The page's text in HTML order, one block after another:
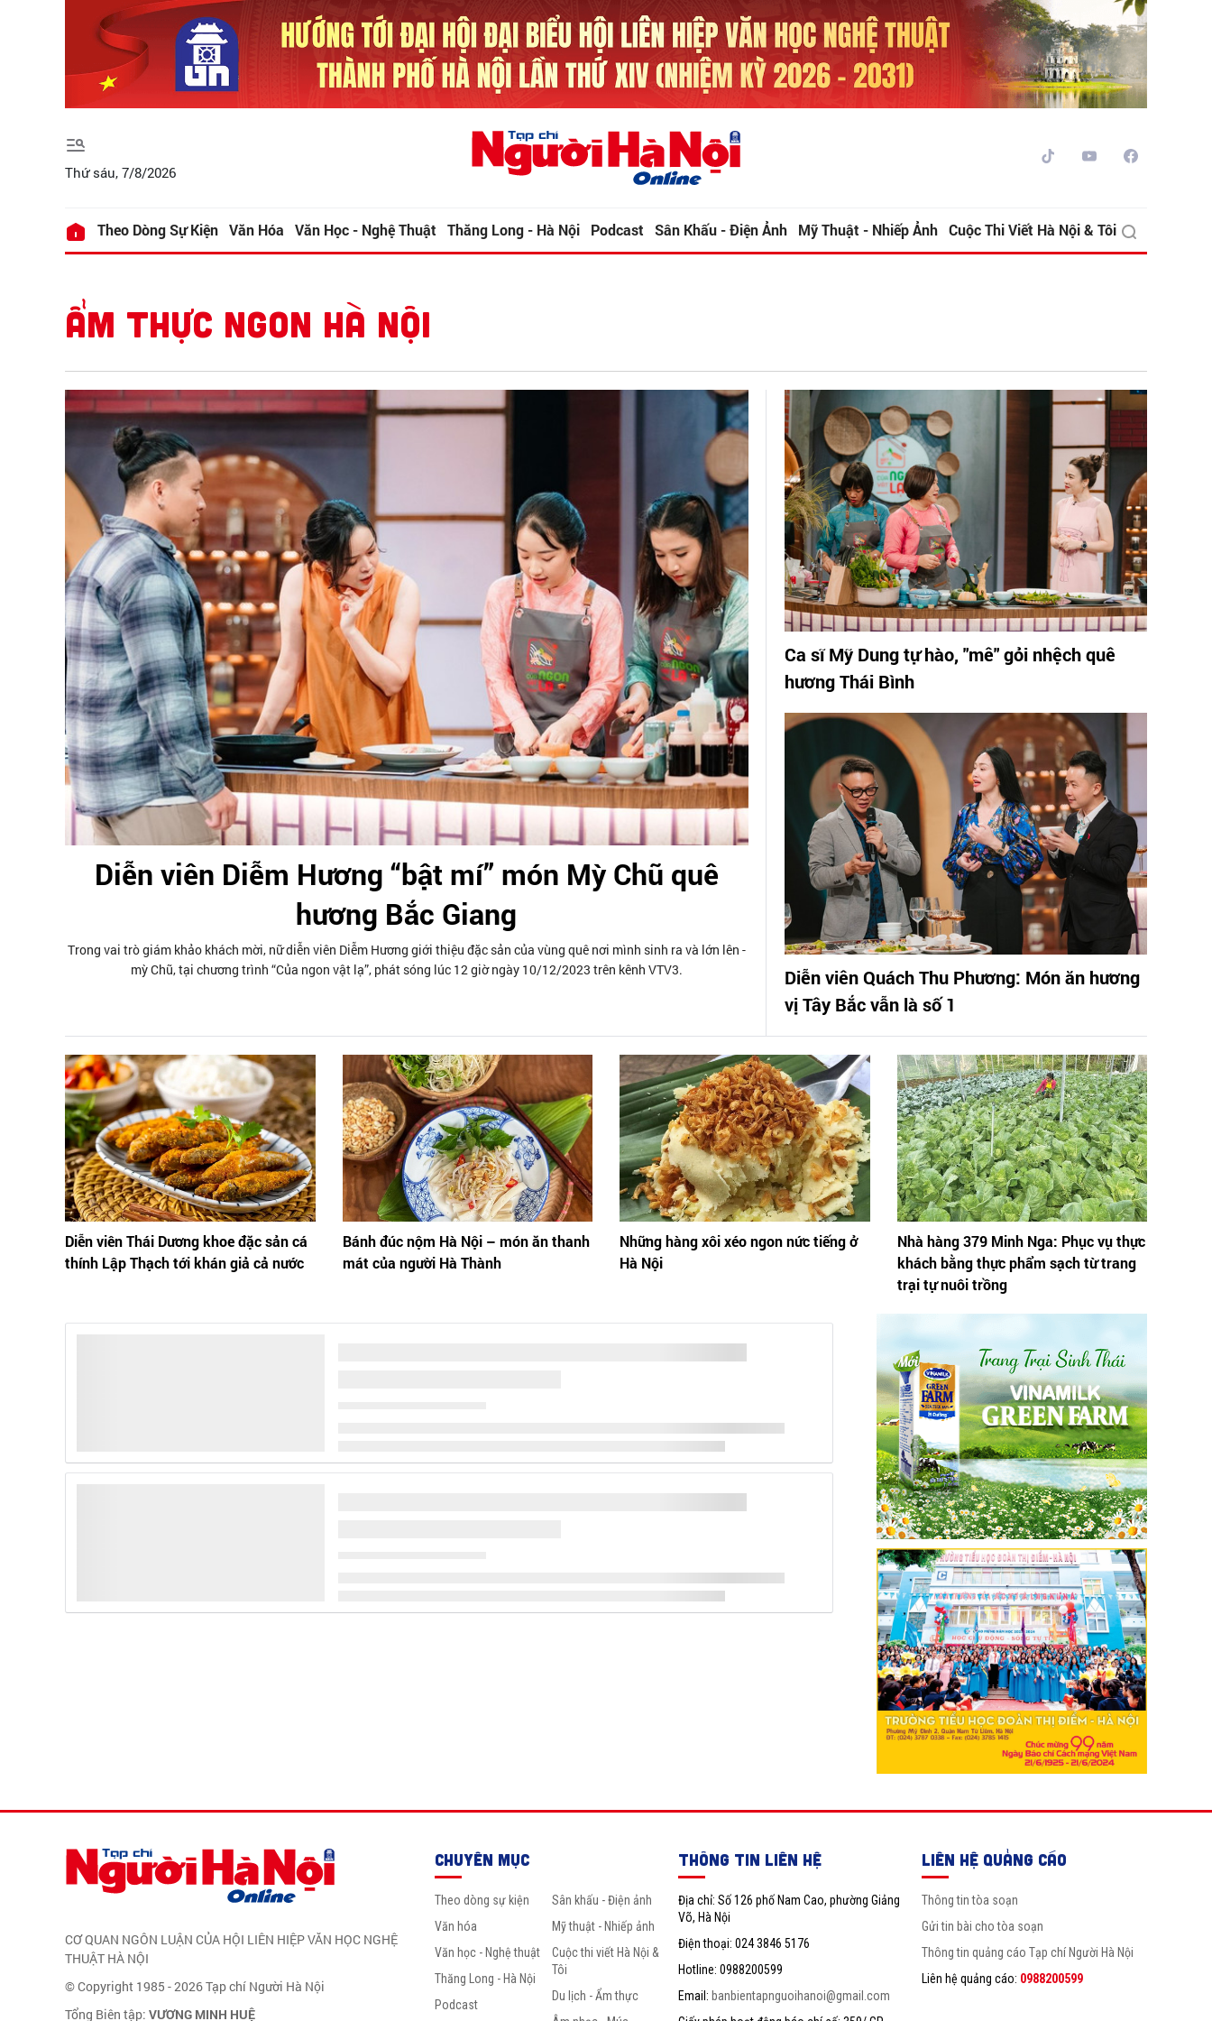
Thứ sáu, 7/8/2026
Theo Dòng Sự Kiện Văn Hóa Văn Học - Nghệ Thuật Thăng Long - Hà Nội Podcast Sân Khấu - Điện Ảnh Mỹ Thuật - Nhiếp Ảnh Cuộc Thi Viết Hà Nội & Tôi
ẨM THỰC NGON HÀ NỘI
Diễn viên Diễm Hương “bật mí” món Mỳ Chũ quê
hương Bắc Giang
Trong vai trò giám khảo khách mời, nữ diễn viên Diễm Hương giới thiệu đặc sản của vùng quê nơi mình sinh ra và lớn lên -
mỳ Chũ, tại chương trình “Của ngon vật lạ”, phát sóng lúc 12 giờ ngày 10/12/2023 trên kênh VTV3.
Ca sĩ Mỹ Dung tự hào, "mê" gỏi nhệch quê
hương Thái Bình
Diễn viên Quách Thu Phương: Món ăn hương
vị Tây Bắc vẫn là số 1
Diễn viên Thái Dương khoe đặc sản cá
thính Lập Thạch tới khán giả cả nước
Bánh đúc nộm Hà Nội – món ăn thanh
mát của người Hà Thành
Những hàng xôi xéo ngon nức tiếng ở
Hà Nội
Nhà hàng 379 Minh Nga: Phục vụ thực
khách bằng thực phẩm sạch từ trang
trại tự nuôi trồng
CƠ QUAN NGÔN LUẬN CỦA HỘI LIÊN HIỆP VĂN HỌC NGHỆ
THUẬT HÀ NỘI
© Copyright 1985 - 2026 Tạp chí Người Hà Nội
Tổng Biên tập: VƯƠNG MINH HUỆ
CHUYÊN MỤC
Theo dòng sự kiện
Văn hóa
Văn học - Nghệ thuật
Thăng Long - Hà Nội
Podcast
Sân khấu - Điện ảnh
Mỹ thuật - Nhiếp ảnh
Cuộc thi viết Hà Nội &
Tôi
Du lịch - Ẩm thực
THÔNG TIN LIÊN HỆ
Địa chỉ: Số 126 phố Nam Cao, phường Giảng
Võ, Hà Nội
Điện thoại: 024 3846 5176
Hotline: 0988200599
Email: banbientapnguoihanoi@gmail.com
LIÊN HỆ QUẢNG CÁO
Thông tin tòa soạn
Gửi tin bài cho tòa soạn
Thông tin quảng cáo Tạp chí Người Hà Nội
Liên hệ quảng cáo: 0988200599